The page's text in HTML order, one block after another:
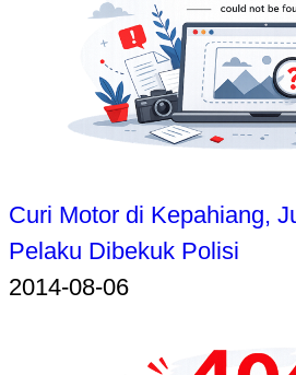
Curi Motor di Kepahiang,
Pelaku Dibekuk Polisi
2014-08-06